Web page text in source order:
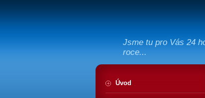
Jsme tu pro Vás 24
roce...
Úvod